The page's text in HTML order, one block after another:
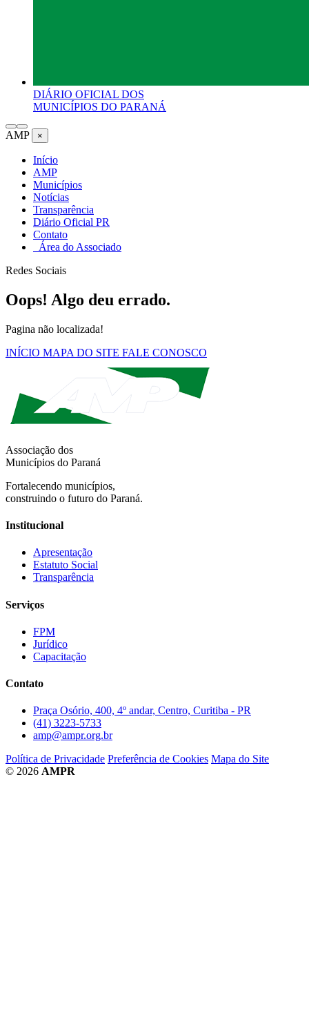
DIÁRIO OFICIAL DOS
MUNICÍPIOS DO PARANÁ
AMP ×
Início
AMP
Municípios
Notícias
Transparência
Diário Oficial PR
Contato
Área do Associado
Redes Sociais
Oops! Algo deu errado.
Pagina não localizada!
INÍCIO MAPA DO SITE FALE CONOSCO
Associação dos
Municípios do Paraná
Fortalecendo municípios,
construindo o futuro do Paraná.
Institucional
Apresentação
Estatuto Social
Transparência
Serviços
FPM
Jurídico
Capacitação
Contato
Praça Osório, 400, 4º andar, Centro, Curitiba - PR
(41) 3223-5733
amp@ampr.org.br
Política de Privacidade Preferência de Cookies Mapa do Site
© 2026 AMPR